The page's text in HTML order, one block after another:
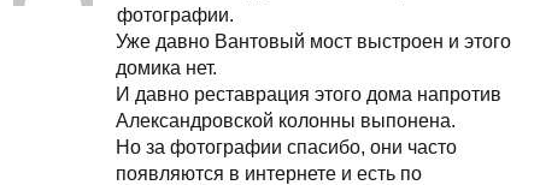
фотографии.
Уже давно Вантовый мост выстроен и этого
домика нет.
И давно реставрация этого дома напротив
Александровской колонны выпонена.
Но за фотографии спасибо, они часто
появляются в интернете и есть по